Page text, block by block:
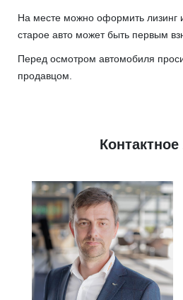
На месте можно оформить лизинг
старое авто может быть первым
Перед осмотром автомобиля
продавцом.